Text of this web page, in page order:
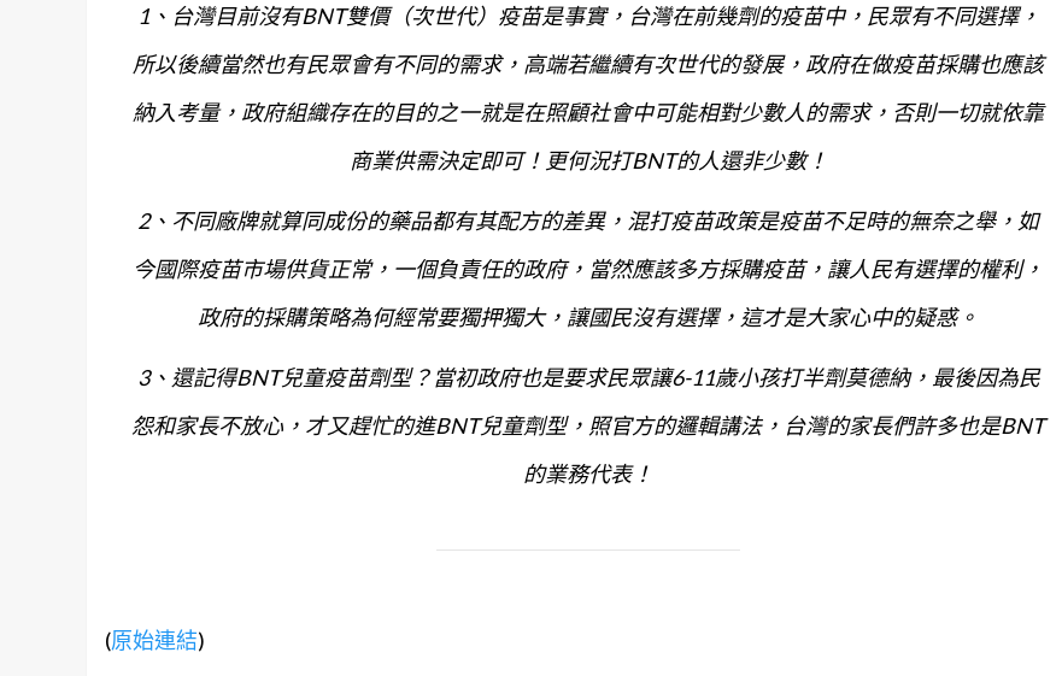
1、台灣目前沒有BNT雙價（次世代）疫苗是事實，台灣在前幾劑的疫苗中，民眾有不同選擇，
所以後續當然也有民眾會有不同的需求，高端若繼續有次世代的發展，政府在做疫苗採購也應該
納入考量，政府組織存在的目的之一就是在照顧社會中可能相對少數人的需求，否則一切就依靠
商業供需決定即可！更何況打BNT的人還非少數！
2、不同廠牌就算同成份的藥品都有其配方的差異，混打疫苗政策是疫苗不足時的無奈之舉，如
今國際疫苗市場供貨正常，一個負責任的政府，當然應該多方採購疫苗，讓人民有選擇的權利，
政府的採購策略為何經常要獨押獨大，讓國民沒有選擇，這才是大家心中的疑惑。
3、還記得BNT兒童疫苗劑型？當初政府也是要求民眾讓6-11歲小孩打半劑莫德納，最後因為民
怨和家長不放心，才又趕忙的進BNT兒童劑型，照官方的邏輯講法，台灣的家長們許多也是BNT
的業務代表！
(原始連結)